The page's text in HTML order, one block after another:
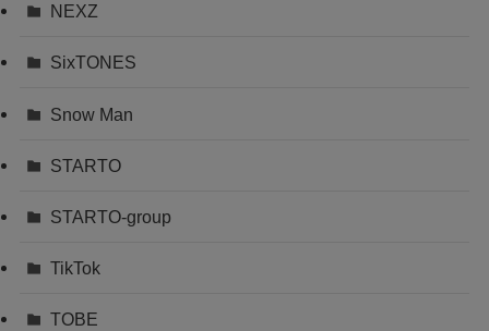
NEXZ
SixTONES
Snow Man
STARTO
STARTO-group
TikTok
TOBE